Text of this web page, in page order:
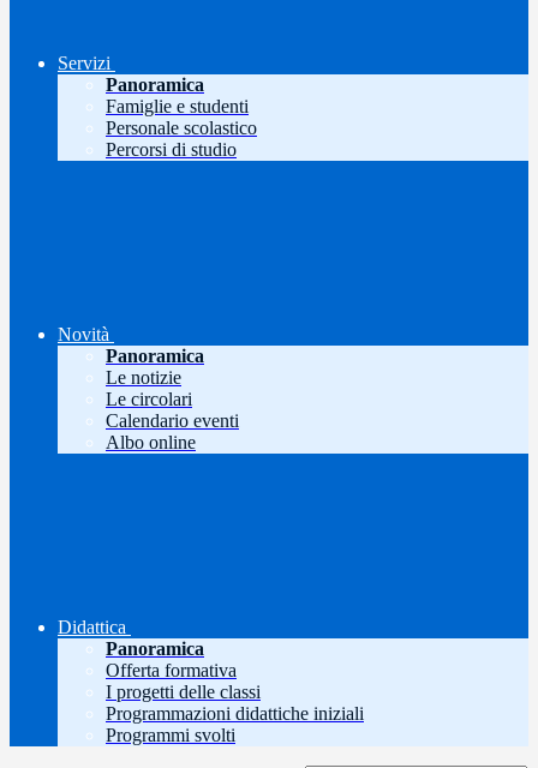
Servizi
Panoramica
Famiglie e studenti
Personale scolastico
Percorsi di studio
Novità
Panoramica
Le notizie
Le circolari
Calendario eventi
Albo online
Didattica
Panoramica
Offerta formativa
I progetti delle classi
Programmazioni didattiche iniziali
Programmi svolti